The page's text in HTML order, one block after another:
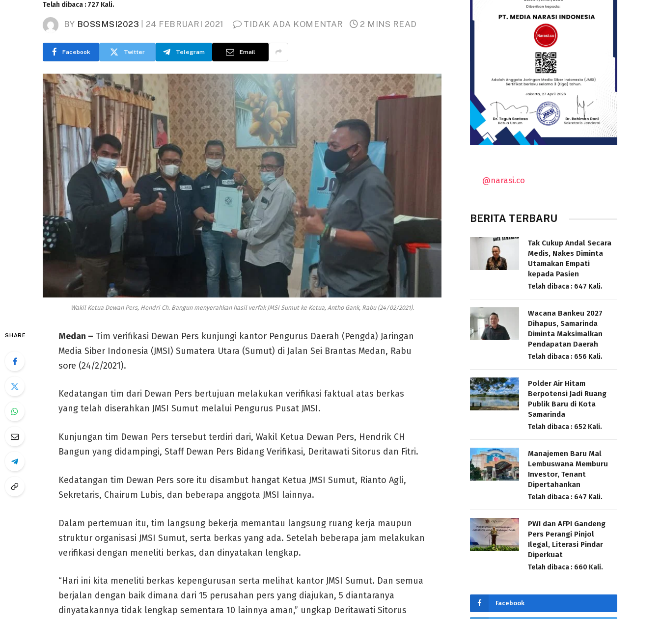
Telah dibaca : 727 Kali.
BY BOSSMSI2023 24 FEBRUARI 2021 TIDAK ADA KOMENTAR 2 MINS READ
Facebook Twitter Telegram Email
Wakil Ketua Dewan Pers, Hendri Ch. Bangun menyerahkan hasil verfak JMSI Sumut ke Ketua, Antho Gank, Rabu (24/02/2021).
SHARE Medan – Tim verifikasi Dewan Pers kunjungi kantor Pengurus Daerah (Pengda) Jaringan
Media Siber Indonesia (JMSI) Sumatera Utara (Sumut) di Jalan Sei Brantas Medan, Rabu
sore (24/2/2021).
Kedatangan tim dari Dewan Pers bertujuan melakukan verifikasi faktual atas berkas
yang telah diserahkan JMSI Sumut melalui Pengurus Pusat JMSI.
Kunjungan tim Dewan Pers tersebut terdiri dari, Wakil Ketua Dewan Pers, Hendrik CH
Bangun yang didampingi, Staff Dewan Pers Bidang Verifikasi, Deritawati Sitorus dan Fitri.
Kedatangan tim Dewan Pers sore itu disambut hangat Ketua JMSI Sumut, Rianto Agli,
Sekretaris, Chairum Lubis, dan beberapa anggota JMSI lainnya.
Dalam pertemuan itu, tim langsung bekerja memantau langsung ruang kerja maupun
struktur organisasi JMSI Sumut, serta berkas yang ada. Setelah beberapa jam melakukan
verifikasi dengan meneliti berkas, dan dinyatakan lengkap.
“Hari ini kita meneliti berkas kepengurusan serta melihat kantor JMSI Sumut. Dan semua
berjalan dengan baik dimana dari 15 perusahan pers yang diajukan, 5 diantaranya
dinyatakannya tidak lengkap sementara 10 lainnya aman,” ungkap Deritawati Sitorus
@narasi.co
BERITA TERBARU
Tak Cukup Andal Secara
Medis, Nakes Diminta
Utamakan Empati
kepada Pasien
Telah dibaca : 647 Kali.
Wacana Bankeu 2027
Dihapus, Samarinda
Diminta Maksimalkan
Pendapatan Daerah
Telah dibaca : 656 Kali.
Polder Air Hitam
Berpotensi Jadi Ruang
Publik Baru di Kota
Samarinda
Telah dibaca : 652 Kali.
Manajemen Baru Mal
Lembuswana Memburu
Investor, Tenant
Dipertahankan
Telah dibaca : 647 Kali.
PWI dan AFPI Gandeng
Pers Perangi Pinjol
Ilegal, Literasi Pindar
Diperkuat
Telah dibaca : 660 Kali.
Facebook